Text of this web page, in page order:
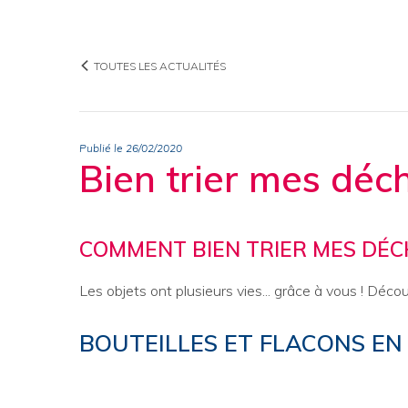
TOUTES LES ACTUALITÉS
Publié le 26/02/2020
Bien trier mes
COMMENT BIEN TRIER MES
Les objets ont plusieurs vies... grâce à vous !
BOUTEILLES ET FLACONS